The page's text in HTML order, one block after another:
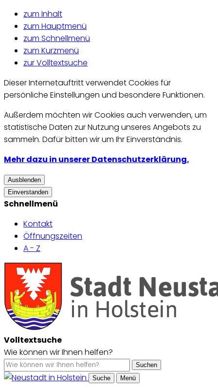
zum Inhalt
zum Hauptmenü
zum Schnellmenü
zum Kurzmenü
zur Volltextsuche
Dieser Internetauftritt verwendet Cookies für
persönliche Einstellungen und besondere Funktionen.
Außerdem möchten wir Cookies auch verwenden, um
statistische Daten zur Nutzung unseres Angebots zu
sammeln. Dafür bitten wir um Ihr Einverständnis.
Mehr dazu in unserer Datenschutzerklärung.
Ausblenden
Einverstanden
Schnellmenü
Kontakt
Öffnungszeiten
A - Z
Volltextsuche
Wie können wir Ihnen helfen?
Suchen
Suche
Menü